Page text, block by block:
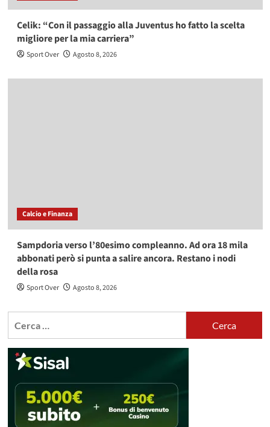
Celik: “Con il passaggio alla Juventus ho fatto la scelta
migliore per la mia carriera”
Sport Over Agosto 8, 2026
Calcio e Finanza
Sampdoria verso l’80esimo compleanno. Ad ora 18 mila
abbonati però si punta a salire ancora. Restano i nodi
della rosa
Sport Over Agosto 8, 2026